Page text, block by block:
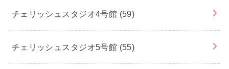
チェリッシュスタジオ4号館 (59)
チェリッシュスタジオ5号館 (55)